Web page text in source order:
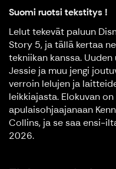
Suomi ruotsi tekstitys !
Lelut tekevät paluun
Story 5, ja tällä kertaa
tekniikan kanssa. Uuden
Jessie ja muu jengi
verroin lelujen ja
leikkiajasta. Elokuvan
apulaisohjaajanaan
Collins, ja se saa ensi-
2026.